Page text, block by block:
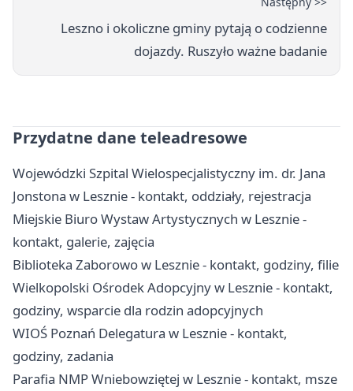
Leszno i okoliczne gminy pytają o codzienne
dojazdy. Ruszyło ważne badanie
Przydatne dane teleadresowe
Wojewódzki Szpital Wielospecjalistyczny im. dr. Jana
Jonstona w Lesznie - kontakt, oddziały, rejestracja
Miejskie Biuro Wystaw Artystycznych w Lesznie -
kontakt, galerie, zajęcia
Biblioteka Zaborowo w Lesznie - kontakt, godziny, filie
Wielkopolski Ośrodek Adopcyjny w Lesznie - kontakt,
godziny, wsparcie dla rodzin adopcyjnych
WIOŚ Poznań Delegatura w Lesznie - kontakt,
godziny, zadania
Parafia NMP Wniebowziętej w Lesznie - kontakt, msze